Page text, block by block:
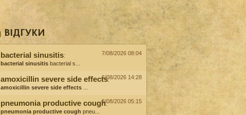
ВІДГУКИ
bacterial sinusitis:
bacterial sinusitis bacterial s...
7/08/2026 08:04
amoxicillin severe side effects:
amoxicillin severe side effects
6/08/2026 14:28
pneumonia productive cough:
pneumonia productive cough pneu...
6/08/2026 05:15